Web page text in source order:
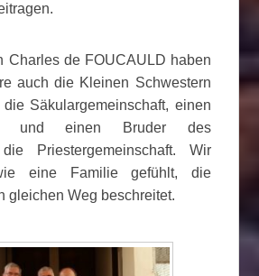
Charles de FOUCAULD haben
auch die Kleinen Schwestern
Säkulargemeinschaft, einen
und einen Bruder des
Priestergemeinschaft. Wir
eine Familie gefühlt, die
gleichen Weg beschreitet.